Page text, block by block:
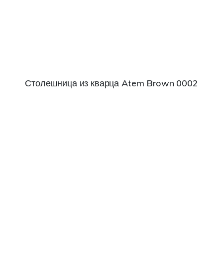
Столешница из кварца Atem Brown 0002